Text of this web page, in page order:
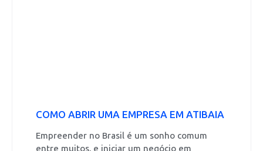
COMO ABRIR UMA EMPRESA EM ATIBAIA
Empreender no Brasil é um sonho comum
entre muitos, e iniciar um negócio em